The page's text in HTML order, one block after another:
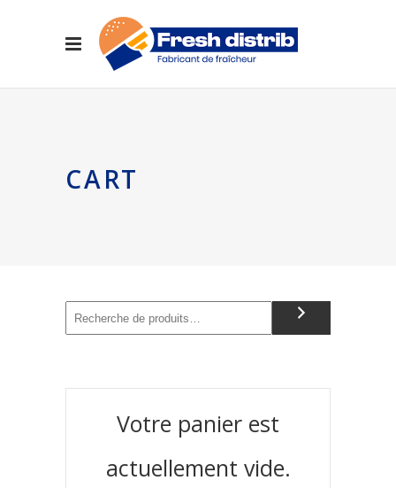
CART
Votre panier est
actuellement vide.
Recherche